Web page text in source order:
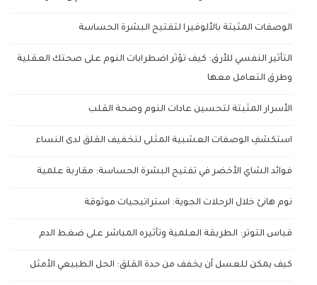
الوصفات المثبتة بالألوفيرا لتفتيح البشرة الحساسة
التأثير النفسي للأرق: كيف تؤثر اضطرابات النوم على صحتك العقلية
وطرق التعامل معها
الأسرار المثبتة لتحسين عادات النوم وصحة القلب
استكشفِ الوصفات العشبية المثلى لتخفيف القلق لدى النساء
فوائد الشاي الأخضر في تفتيح البشرة الحساسة: مقاربة علمية
نوم هانئ خلال الرحلات الجوية: استراتيجيات موثوقة
قياس التوتر: الطريقة العلمية وتأثيره المباشر على ضغط الدم
كيف يمكن للعسل أن يخفف من حدة القلق: الحل الطبيعي الأمثل